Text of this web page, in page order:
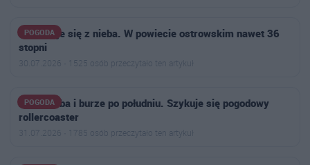
POGODA
Żar poleje się z nieba. W powiecie ostrowskim nawet 36
stopni
30.07.2026 · 1525 osób przeczytało ten artykuł
POGODA
Żar z nieba i burze po południu. Szykuje się pogodowy
rollercoaster
31.07.2026 · 1785 osób przeczytało ten artykuł